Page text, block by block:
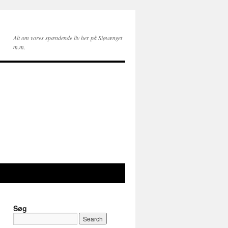
Alt om vores spændende liv her på Siøvænget
m.m.
Søg